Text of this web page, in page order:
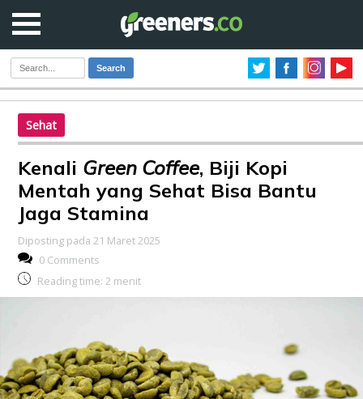
Search
Sehat
Kenali Green Coffee, Biji Kopi
Mentah yang Sehat Bisa Bantu
Jaga Stamina
Diposting pada 21 Maret 2025
0 Comments
Reading time: 2 menit